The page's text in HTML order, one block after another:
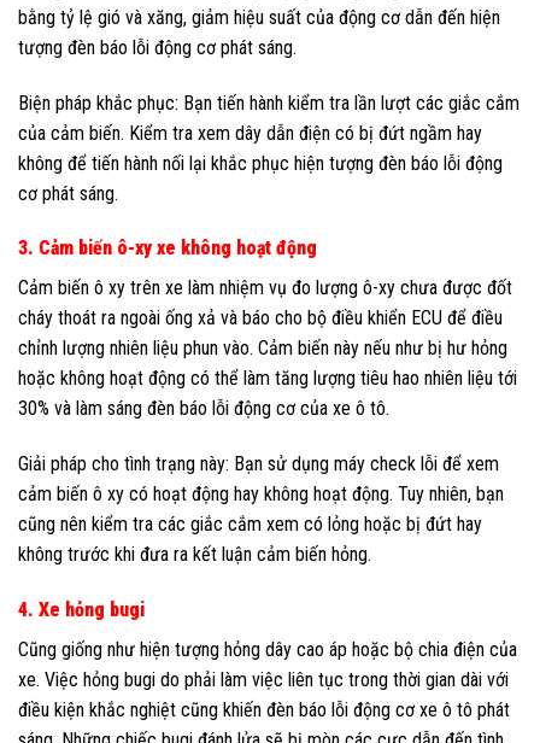
bằng tỷ lệ gió và xăng, giảm hiệu suất của động cơ dẫn đến hiện
tượng đèn báo lỗi động cơ phát sáng.
Biện pháp khắc phục: Bạn tiến hành kiểm tra lần lượt các giắc cắm
của cảm biến. Kiểm tra xem dây dẫn điện có bị đứt ngầm hay
không để tiến hành nối lại khắc phục hiện tượng đèn báo lỗi động
cơ phát sáng.
3. Cảm biến ô-xy xe không hoạt động
Cảm biến ô xy trên xe làm nhiệm vụ đo lượng ô-xy chưa được đốt
cháy thoát ra ngoài ống xả và báo cho bộ điều khiển ECU để điều
chỉnh lượng nhiên liệu phun vào. Cảm biến này nếu như bị hư hỏng
hoặc không hoạt động có thể làm tăng lượng tiêu hao nhiên liệu tới
30% và làm sáng đèn báo lỗi động cơ của xe ô tô.
Giải pháp cho tình trạng này: Bạn sử dụng máy check lỗi để xem
cảm biến ô xy có hoạt động hay không hoạt động. Tuy nhiên, bạn
cũng nên kiểm tra các giắc cắm xem có lỏng hoặc bị đứt hay
không trước khi đưa ra kết luận cảm biến hỏng.
4. Xe hỏng bugi
Cũng giống như hiện tượng hỏng dây cao áp hoặc bộ chia điện của
xe. Việc hỏng bugi do phải làm việc liên tục trong thời gian dài với
điều kiện khắc nghiệt cũng khiến đèn báo lỗi động cơ xe ô tô phát